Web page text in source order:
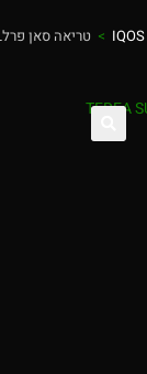
IQOS
> טריאה סאן פרלTEREA SUN PEARL